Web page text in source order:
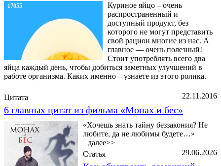
17055
Куриное яйцо – очень
распространенный и
доступный продукт, без
которого не могут представить
свой рацион многие из нас. А
главное — очень полезный!
Стоит употреблять всего два
яйца каждый день, чтобы добиться заметных улучшений в
работе организма. Каких именно – узнаете из этого ролика.
22.11.2016
Цитата
6 главных цитат из фильма «Монах и бес»
«Хочешь знать тайну беззакония? Не
любите, да не любимы будете…»
далее>>
29.06.2026
Статья